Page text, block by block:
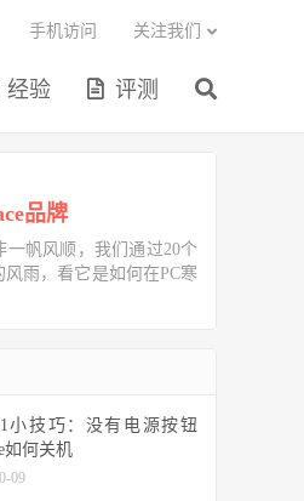
经验 评测
手机访问 关注我们
品牌
一帆风顺，我们通过20个
风雨，看它是如何在PC寒
小技巧：没有电源按钮
如何关机
09